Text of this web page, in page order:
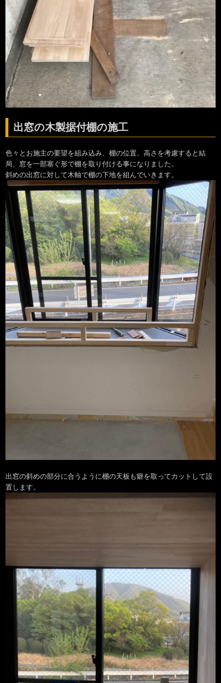
出窓の木製据付棚の施工
色々とお施主の要望を組み込み、棚の位置、高さを考慮すると結
局、窓を一部塞ぐ形で棚を取り付ける事になりました。
斜めの出窓に対して木軸で棚の下地を組んでいきます。
出窓の斜めの部分に合うように棚の天板も癖を取ってカットして設
置します。